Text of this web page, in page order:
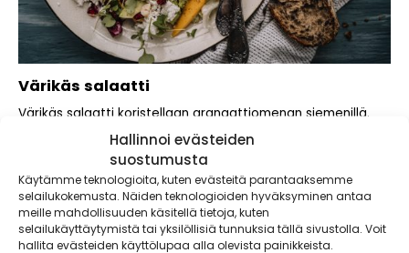
Hallinnoi evästeiden
suostumusta
Käytämme teknologioita, kuten evästeitä parantaaksemme
selailukokemusta. Näiden teknologioiden hyväksyminen antaa
meille mahdollisuuden käsitellä tietoja, kuten
selailukäyttäytymistä tai yksilöllisiä tunnuksia tällä sivustolla. Voit
hallita evästeiden käyttölupaa alla olevista painikkeista.
Värikäs salaatti
Värikäs salaatti koristellaan granaattiomenan siemenillä.
Makea mango ja täyteläinen avokado saavat vastapainoa
fetajuustosta. Pyöräytä...